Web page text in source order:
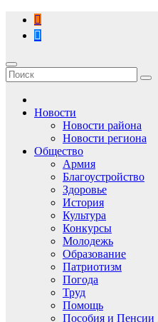
Перейти
содержимому
Новости
Новости района
Новости региона
Общество
Армия
Благоустройство
Здоровье
История
Культура
Конкурсы
Молодежь
Образование
Патриотизм
Погода
Труд
Помощь
Пособия и Пенсии